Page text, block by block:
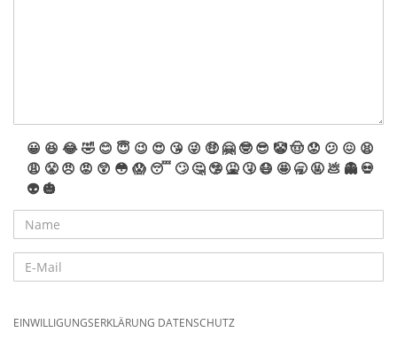
😀 😆 😂🤣 😊 😇 😉 😍 😘 😜 🤑 🤗 🤓 😎 🤡🤠 😟 😕 😖 😫
😩 😤 😠 😡 😲 😳 😱 😴 🙄 🤔 🤥 🤮 🤧 😷 🤩 🥱 🤬 💩 👻 💀
👽 🎃
EINWILLIGUNGSERKLÄRUNG DATENSCHUTZ